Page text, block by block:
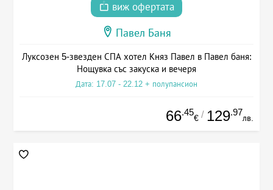
виж офертата
Павел Баня
Луксозен 5-звезден СПА хотел Княз Павел в Павел баня:
Нощувка със закуска и вечеря
Дата: 17.07 - 22.12 + полупансион
66.45
€ / 129.97
лв.